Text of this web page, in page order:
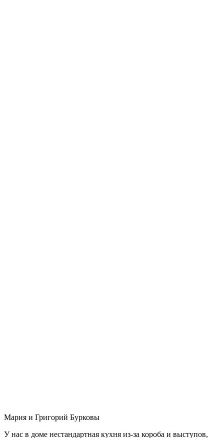
Мария и Григорий Бурковы
У нас в доме нестандартная кухня из-за короба и выступов,